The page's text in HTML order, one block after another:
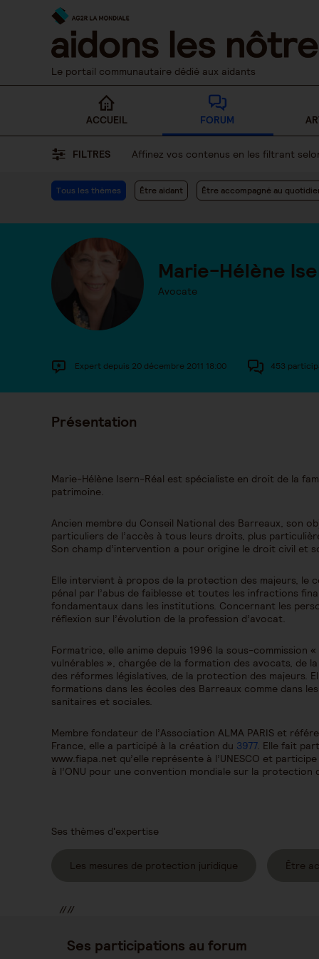
Le portail communautaire dédié aux aidants
ACCUEIL FORUM
FILTRES Affinez vos contenus en les filtrant
Tous les thèmes Être aidant Être accompagné au
Marie-Hélène
Avocate
Expert depuis 20 décembre 2011 18:00 453
Présentation
Marie-Hélène Isern-Réal est spécialiste en droit de la
patrimoine.
Ancien membre du Conseil National des Barreaux, son
particuliers de l’accès à tous leurs droits, plus
Son champ d’intervention a pour origine le droit civil et
Elle intervient à propos de la protection des majeurs, le
pénal par l’abus de faiblesse et toutes les infractions
fondamentaux dans les institutions. Concernant les
réflexion sur l’évolution de la profession d’avocat.
Formatrice, elle anime depuis 1996 la sous-commission
vulnérables », chargée de la formation des avocats, de
des réformes législatives, de la protection des majeurs.
formations dans les écoles des Barreaux comme dans
sanitaires et sociales.
Membre fondateur de l’Association ALMA PARIS et
France, elle a participé à la création du 3977. Elle fait
www.fiapa.net qu’elle représente à l’UNESCO et
à l’ONU pour une convention mondiale sur la protection
Ses thèmes d'expertise
Les mesures de protection juridique Être
////
Ses participations au forum